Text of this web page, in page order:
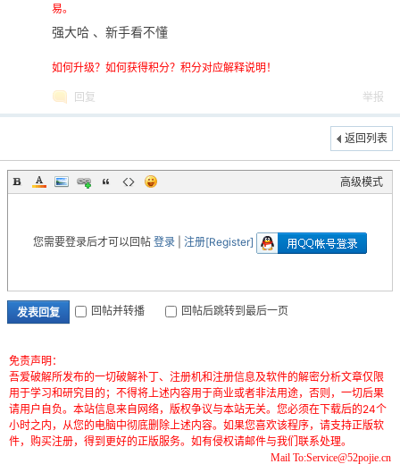
易。
强大哈 、新手看不懂
如何升级？如何获得积分？积分对应解释说明！
回复 举报
返回列表
高级模式
您需要登录后才可以回帖 登录 注册[Register]
发表回复 回帖并转播 回帖后跳转到最后一页
免责声明：
吾爱破解所发布的一切破解补丁、注册机和注册信息及软件的解密分析文章仅限
用于学习和研究目的；不得将上述内容用于商业或者非法用途，否则，一切后果
请用户自负。本站信息来自网络，版权争议与本站无关。您必须在下载后的24个
小时之内，从您的电脑中彻底删除上述内容。如果您喜欢该程序，请支持正版软
件，购买注册，得到更好的正版服务。如有侵权请邮件与我们联系处理。
Mail To:Service@52pojie.cn